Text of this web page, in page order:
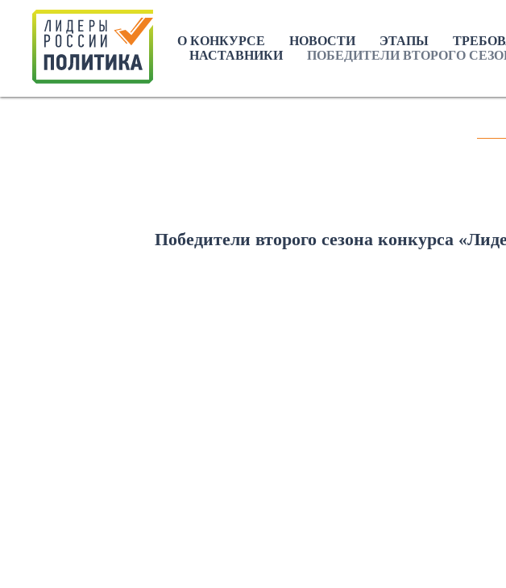
О КОНКУРСЕ НОВОСТИ ЭТАПЫ
НАСТАВНИКИ
ПОБЕДИТЕЛИ ВТОРОГО
Победители второго сезона конкурса